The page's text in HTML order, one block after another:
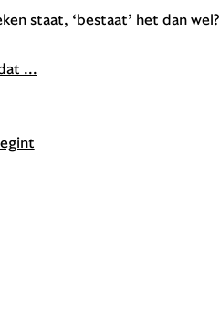
staat, ‘bestaat’ het dan wel?
...